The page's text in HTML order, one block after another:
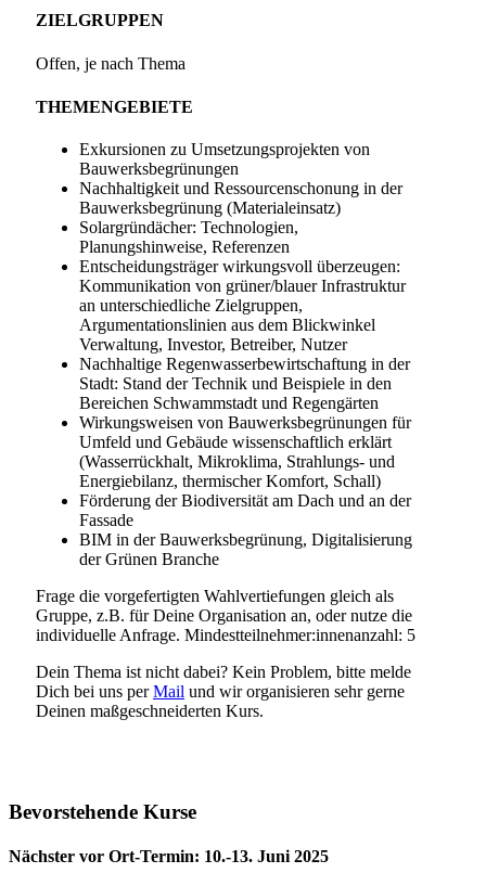
ZIELGRUPPEN
Offen, je nach Thema
THEMENGEBIETE
Exkursionen zu Umsetzungsprojekten von
Bauwerksbegrünungen
Nachhaltigkeit und Ressourcenschonung in der
Bauwerksbegrünung (Materialeinsatz)
Solargründächer: Technologien,
Planungshinweise, Referenzen
Entscheidungsträger wirkungsvoll überzeugen:
Kommunikation von grüner/blauer Infrastruktur
an unterschiedliche Zielgruppen,
Argumentationslinien aus dem Blickwinkel
Verwaltung, Investor, Betreiber, Nutzer
Nachhaltige Regenwasserbewirtschaftung in der
Stadt: Stand der Technik und Beispiele in den
Bereichen Schwammstadt und Regengärten
Wirkungsweisen von Bauwerksbegrünungen für
Umfeld und Gebäude wissenschaftlich erklärt
(Wasserrückhalt, Mikroklima, Strahlungs- und
Energiebilanz, thermischer Komfort, Schall)
Förderung der Biodiversität am Dach und an der
Fassade
BIM in der Bauwerksbegrünung, Digitalisierung
der Grünen Branche
Frage die vorgefertigten Wahlvertiefungen gleich als
Gruppe, z.B. für Deine Organisation an, oder nutze die
individuelle Anfrage. Mindestteilnehmer:innenanzahl: 5
Dein Thema ist nicht dabei? Kein Problem, bitte melde
Dich bei uns perMail und wir organisieren sehr gerne
Deinen maßgeschneiderten Kurs.
Bevorstehende Kurse
Nächster vor Ort-Termin: 10.-13. Juni 2025